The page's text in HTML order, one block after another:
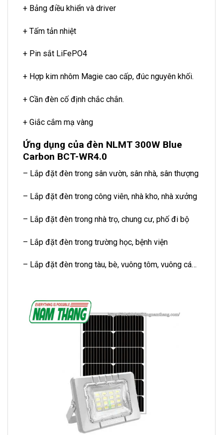
+ Bảng điều khiển và driver
+ Tấm tản nhiệt
+ Pin sắt LiFePO4
+ Hợp kim nhôm Magie cao cấp, đúc nguyên khối.
+ Cần đèn cố định chắc chắn.
+ Giắc cắm mạ vàng
Ứng dụng của đèn NLMT 300W Blue
Carbon BCT-WR4.0
– Lắp đặt đèn trong sân vườn, sân nhà, sân thượng
– Lắp đặt đèn trong công viên, nhà kho, nhà xưởng
– Lắp đặt đèn trong nhà trọ, chung cư, phố đi bộ
– Lắp đặt đèn trong trường học, bệnh viện
– Lắp đặt đèn trong tàu, bè, vuông tôm, vuông cá…